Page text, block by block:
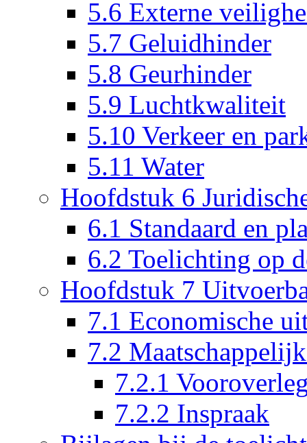
5.6 Externe
5.7 Geluidhinder
5.8 Geurhinder
5.9 Luchtkwaliteit
5.10 Verkeer en
5.11 Water
Hoofdstuk 6
6.1 Standaard en
6.2 Toelichting op
Hoofdstuk 7
7.1 Economische
7.2
7.2.1
7.2.2 Inspraak